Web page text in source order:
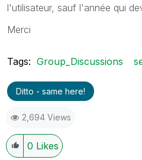
l'utilisateur, sauf l'année qui
Merci
Tags: Group_Discussions
Ditto - same here!
2,694 Views
0 Likes